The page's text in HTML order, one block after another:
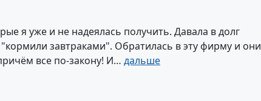
я уже и не надеялась получить. Давала в долг
завтраками". Обратилась в эту фирму и они
все по-закону! И… дальше